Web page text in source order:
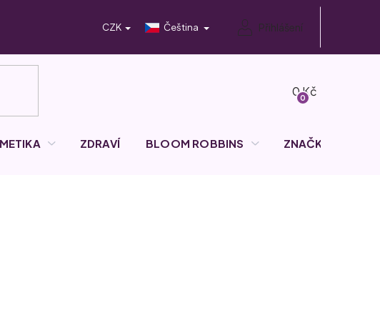
CZK Čeština Přihlášení
Nákupní
košík
ZDRAVÍ BLOOM ROBBINS ZNAČKY